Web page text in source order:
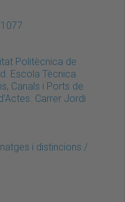
Politècnica de
Escola Tècnica
Canals i Ports de
Carrer Jordi
i distincions /